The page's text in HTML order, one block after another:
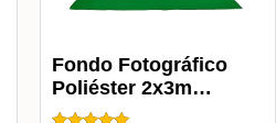
Fondo Fotográfico
Poliéster 2x3m
Estudio Fotografía